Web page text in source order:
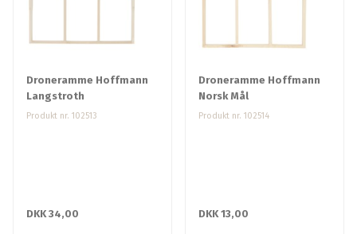
Droneramme Hoffmann
Langstroth
Produkt nr. 102513
DKK 34,00
Droneramme Hoffmann
Norsk Mål
Produkt nr. 102514
DKK 13,00